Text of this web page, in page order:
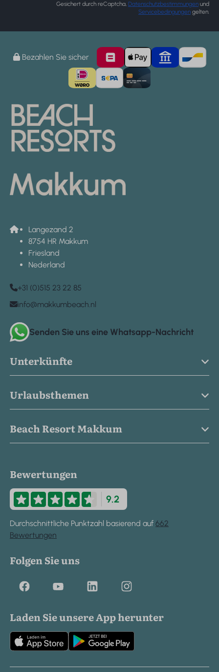
Gesichert durch reCaptcha, Datenschutzbestimmungen und
Servicebedingungen gelten.
Bezahlen Sie sicher
Langezand 2
8754 HR Makkum
Friesland
Nederland
+31 (0)515 23 22 85
info@makkumbeach.nl
Senden Sie uns eine Whatsapp-Nachricht
Unterkünfte
Urlaubsthemen
Beach Resort Makkum
Bewertungen
9.2
Durchschnittliche Punktzahl basierend auf 662
Bewertungen
Folgen Sie uns
Laden Sie unsere App herunter